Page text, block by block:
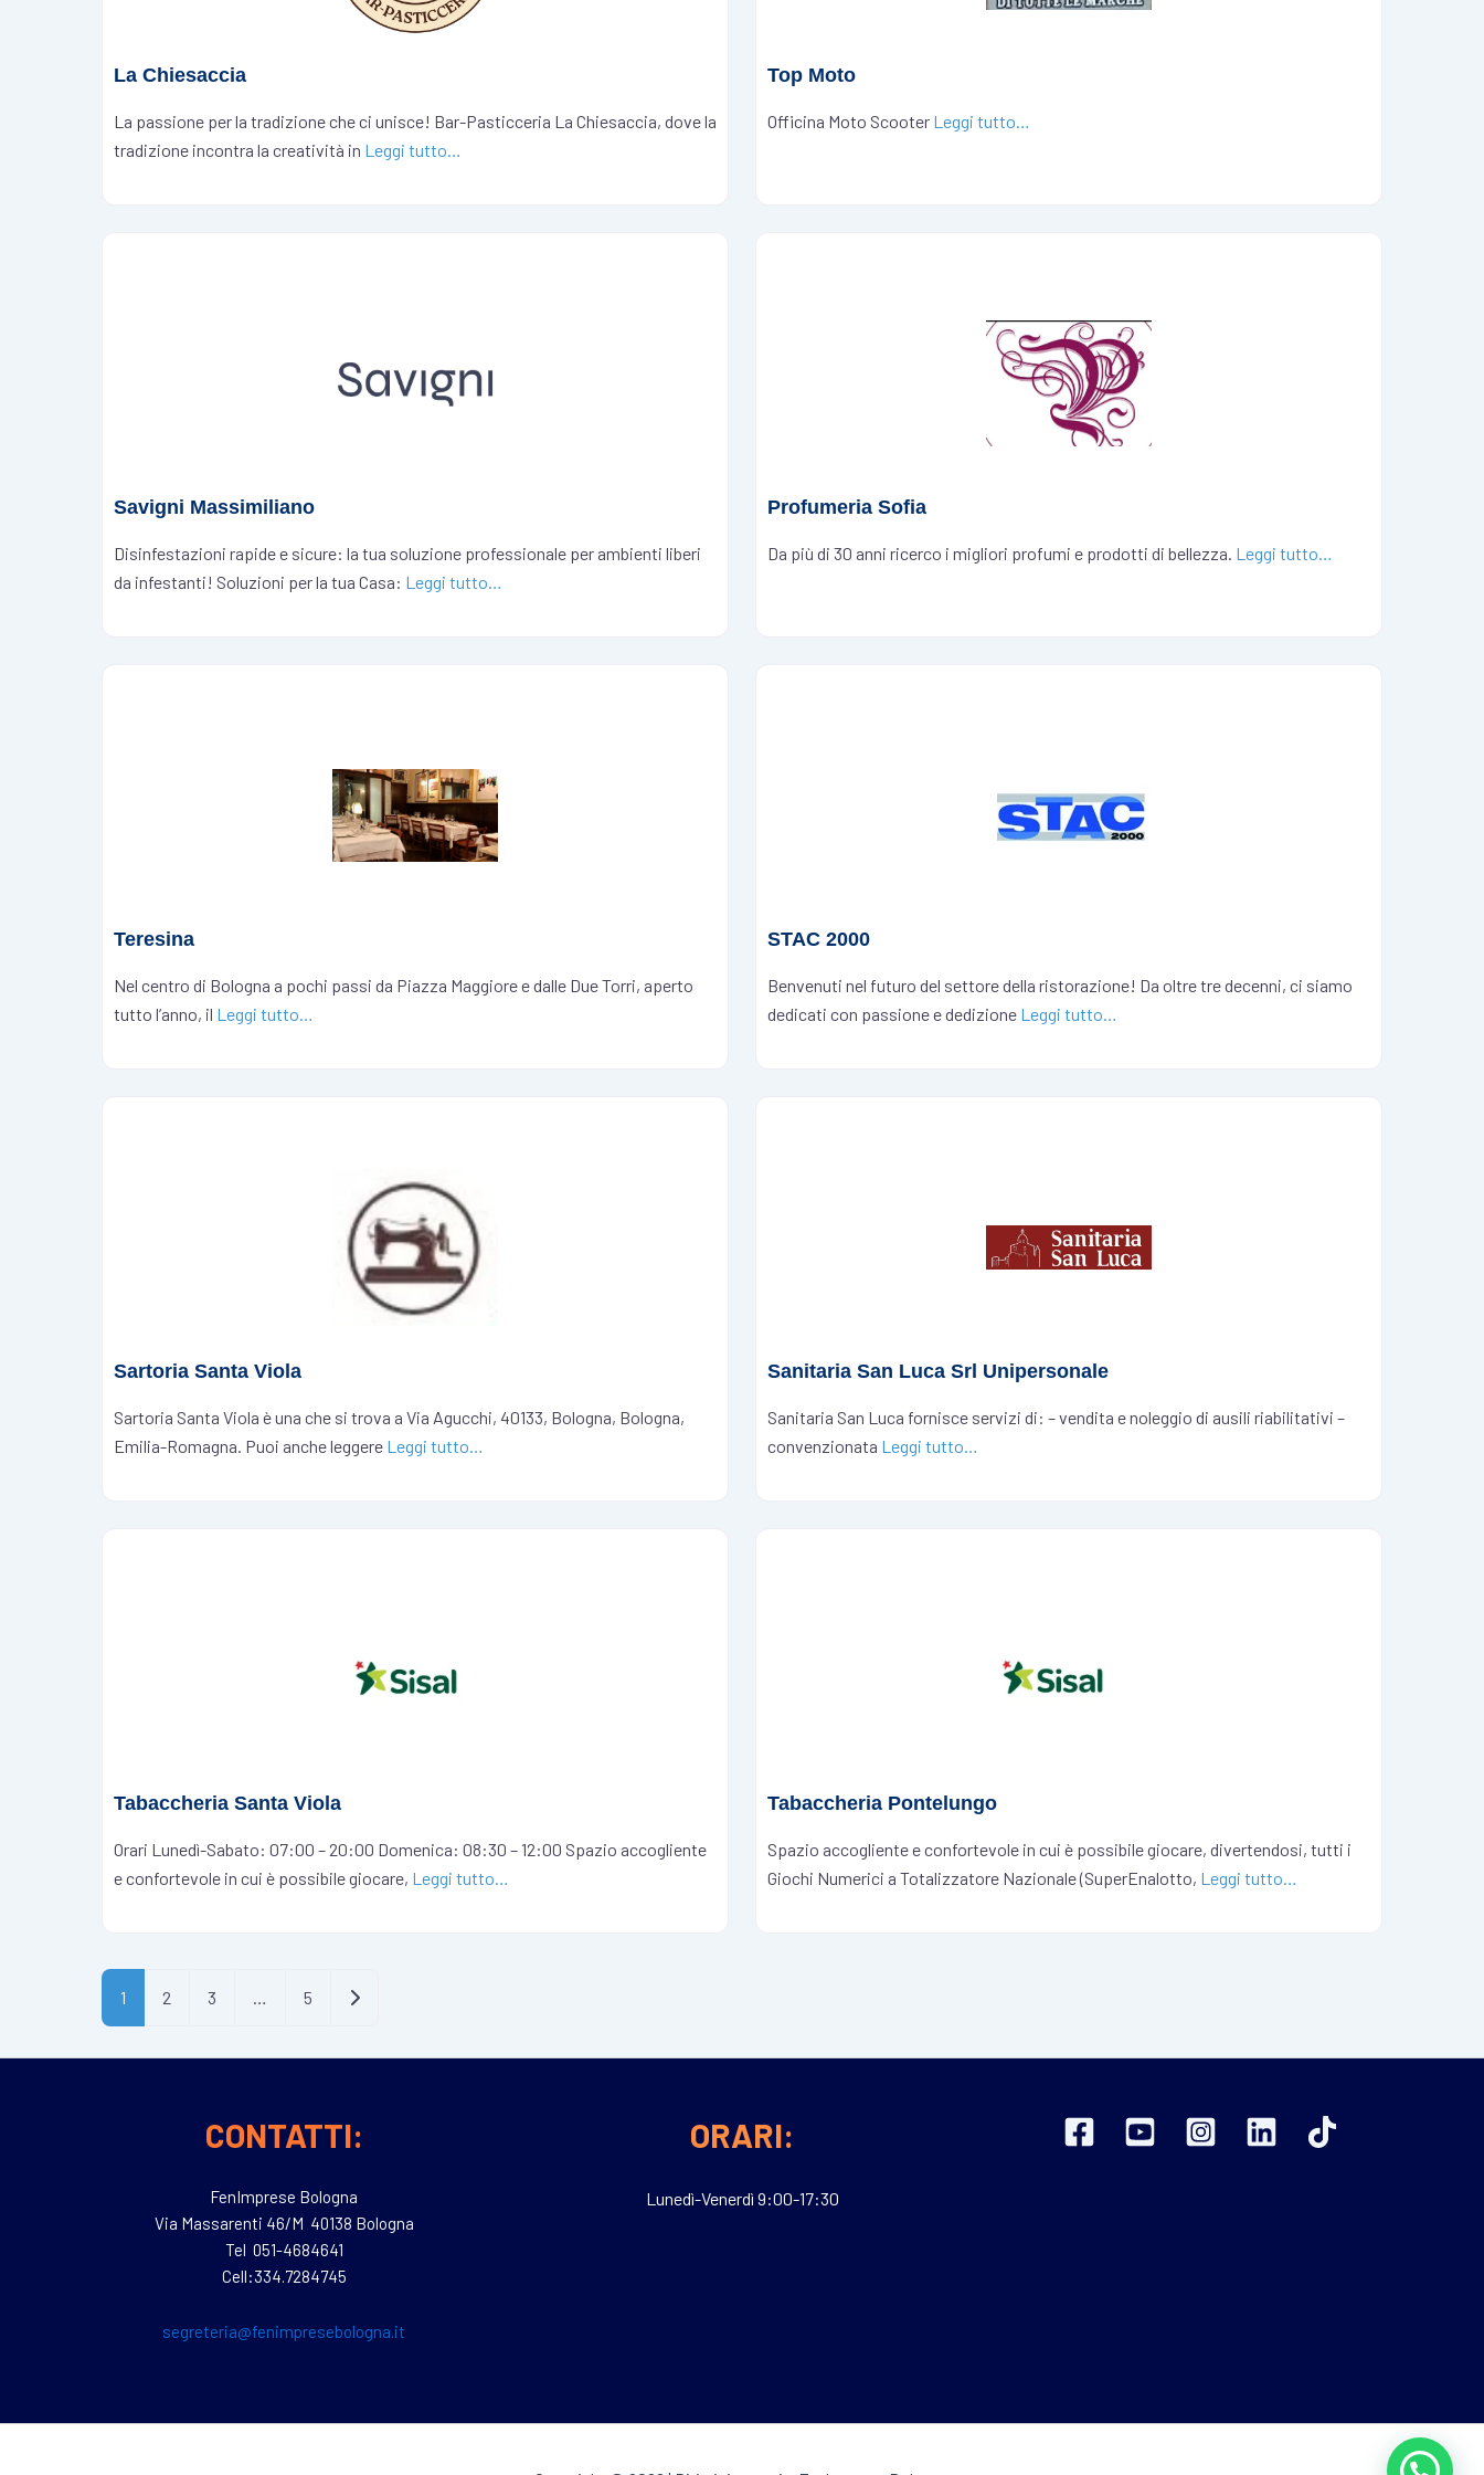
La Chiesaccia
La passione per la tradizione che ci unisce! Bar-Pasticceria La Chiesaccia, dove la
tradizione incontra la creatività in Leggi tutto…
Top Moto
Officina Moto Scooter Leggi tutto…
Savigni Massimiliano
Disinfestazioni rapide e sicure: la tua soluzione professionale per ambienti liberi
da infestanti! Soluzioni per la tua Casa: Leggi tutto…
Profumeria Sofia
Da più di 30 anni ricerco i migliori profumi e prodotti di bellezza. Leggi tutto…
Teresina
Nel centro di Bologna a pochi passi da Piazza Maggiore e dalle Due Torri, aperto
tutto l’anno, il Leggi tutto…
STAC 2000
Benvenuti nel futuro del settore della ristorazione! Da oltre tre decenni, ci siamo
dedicati con passione e dedizione Leggi tutto…
Sartoria Santa Viola
Sartoria Santa Viola è una che si trova a Via Agucchi, 40133, Bologna, Bologna,
Emilia-Romagna. Puoi anche leggere Leggi tutto…
Sanitaria San Luca Srl Unipersonale
Sanitaria San Luca fornisce servizi di: – vendita e noleggio di ausili riabilitativi –
convenzionata Leggi tutto…
Tabaccheria Santa Viola
Orari Lunedì-Sabato: 07:00 – 20:00 Domenica: 08:30 – 12:00 Spazio accogliente
e confortevole in cui è possibile giocare, Leggi tutto…
Tabaccheria Pontelungo
Spazio accogliente e confortevole in cui è possibile giocare, divertendosi, tutti i
Giochi Numerici a Totalizzatore Nazionale (SuperEnalotto, Leggi tutto…
1 2 3 … 5 Articoli meno recenti
CONTATTI:
FenImprese Bologna
Via Massarenti 46/M 40138 Bologna
Tel 051-4684641
Cell:334.7284745
segreteria@fenimpresebologna.it
ORARI:
Lunedì-Venerdì 9:00-17:30